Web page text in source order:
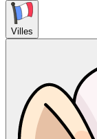
Villes